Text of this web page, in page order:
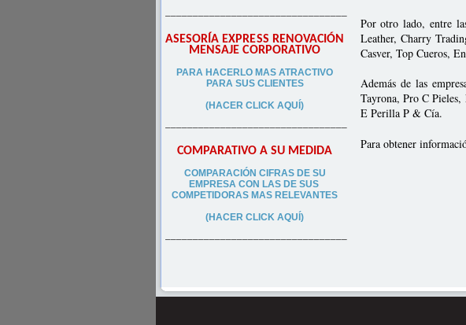
–––––––––––––––––––––––––––––––––
ASESORÍA EXPRESS RENOVACIÓN
MENSAJE CORPORATIVO
PARA HACERLO MAS ATRACTIVO
PARA SUS CLIENTES
(HACER CLICK AQUÍ)
–––––––––––––––––––––––––––––––––
COMPARATIVO A SU MEDIDA
COMPARACIÓN CIFRAS DE SU
EMPRESA CON LAS DE SUS
COMPETIDORAS MAS RELEVANTES
(HACER CLICK AQUÍ)
–––––––––––––––––––––––––––––––––
Por otro lado, entre
Leather, Charry
Casver, Top Cueros,
Además de las
Tayrona, Pro C
E Perilla P & Cía.
Para obtener